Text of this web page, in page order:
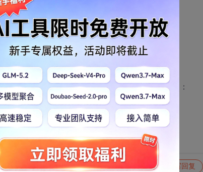
，3451378@qq.com
码：10399981包装：平装开本：16开出版时间：
到动态 举报 写回复